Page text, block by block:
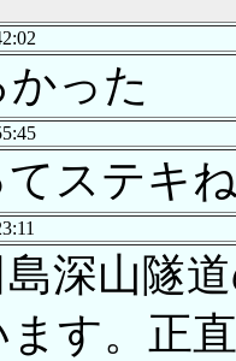
った
ステキ
深山隧
ます。正